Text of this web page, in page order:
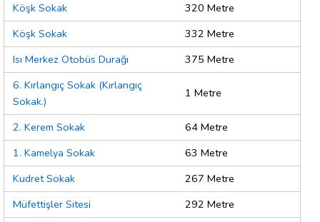
Köşk Sokak
320 Metre
Köşk Sokak
332 Metre
Isı Merkez Otobüs Durağı
375 Metre
6. Kırlangıç Sokak (Kırlangıç
Sokak.)
1 Metre
2. Kerem Sokak
64 Metre
1. Kamelya Sokak
63 Metre
Kudret Sokak
267 Metre
Müfettişler Sitesi
292 Metre